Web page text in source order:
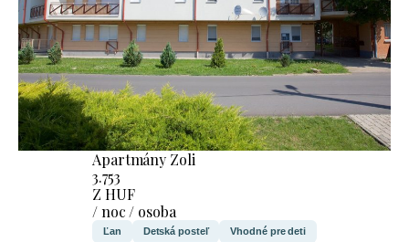
Apartmány Zoli
3.753
Z HUF
/ noc / osoba
Ľan Detská posteľ Vhodné pre deti